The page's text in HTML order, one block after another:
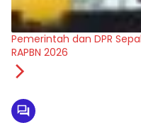
Pemerintah dan DPR
RAPBN 2026